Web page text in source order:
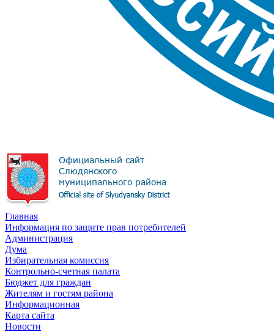
Главная
Информация по защите прав потребителей
Администрация
Дума
Избирательная комиссия
Контрольно-счетная палата
Бюджет для граждан
Жителям и гостям района
Информационная
Карта сайта
Новости